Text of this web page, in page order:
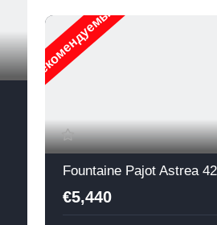
Рекомендуемые
€5,440